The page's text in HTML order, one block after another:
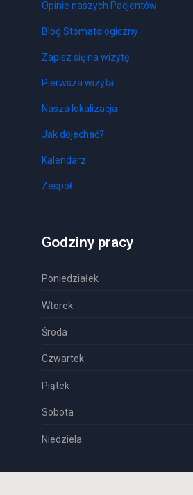
Opinie naszych Pacjentów
Blog Stomatologiczny
Zapisz się na wizytę
Pierwsza wizyta
Nasza lokalizacja
Jak dojechać?
Kalendarz
Zespół
Godziny pracy
Poniedziałek
Wtorek
Środa
Czwartek
Piątek
Sobota
Niedziela